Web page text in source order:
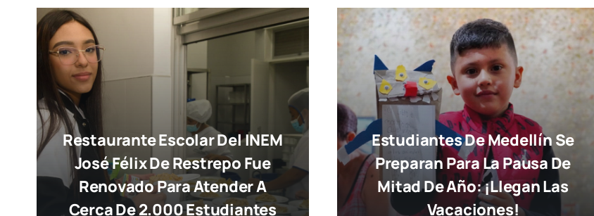
Restaurante Escolar Del INEM
José Félix De Restrepo Fue
Renovado Para Atender A
Cerca De 2.000 Estudiantes
Estudiantes De Medellín Se
Preparan Para La Pausa De
Mitad De Año: ¡llegan Las
Vacaciones!